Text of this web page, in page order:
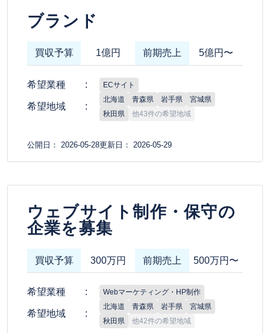
ブランド
買収予算 1億円 前期売上 5億円〜
希望業種 ECサイト
希望地域
北海道 青森県 岩手県
宮城県
秋田県
他43件の希望地域
公開日： 2026-05-28更新日： 2026-05-29
ウェブサイト制作・保守の
企業を募集
買収予算 300万円 前期売上 500万円〜
希望業種 Webマーケティング・HP制作
希望地域
北海道 青森県 岩手県
宮城県
秋田県
他42件の希望地域